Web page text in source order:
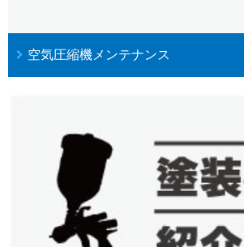
空気圧縮機メンテナンス